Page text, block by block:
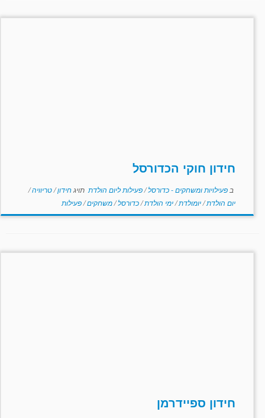
חידון חוקי הכדורסל
ב פעילויות ומשחקים - כדורסל/פעילות ליום הולדת תויגחידון/טריוויה/
יום הולדת/יומולדת/ימי הולדת/כדורסל/משחקים/פעילות
חידון ספיידרמן